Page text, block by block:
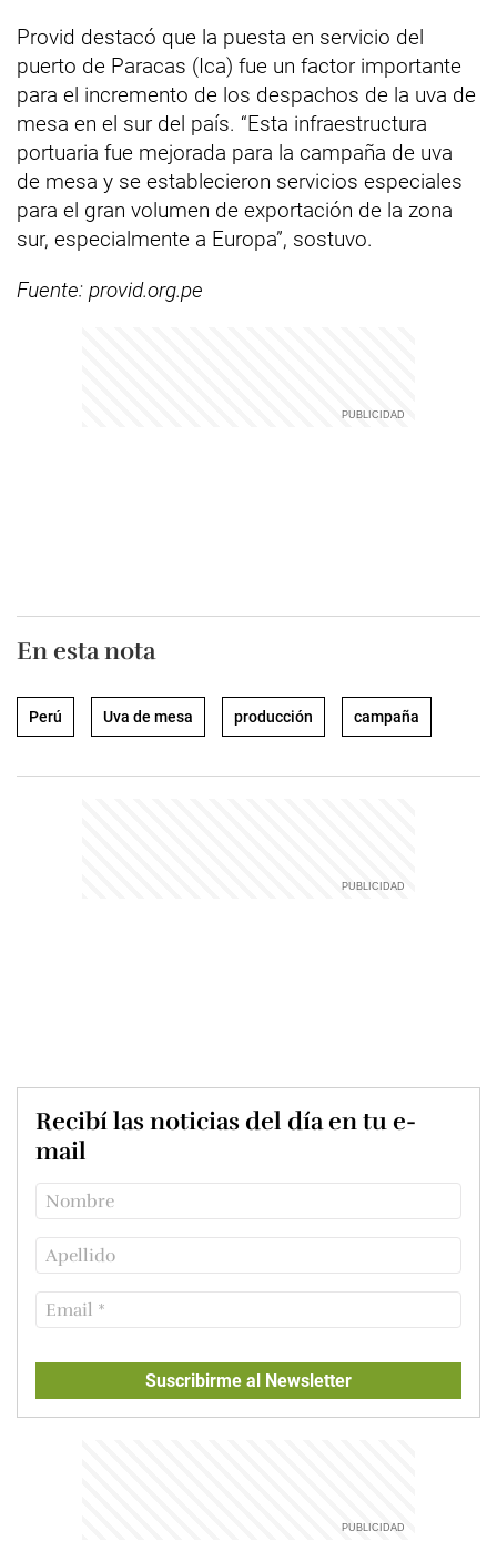
Provid destacó que la puesta en servicio del
puerto de Paracas (Ica) fue un factor importante
para el incremento de los despachos de la uva de
mesa en el sur del país. “Esta infraestructura
portuaria fue mejorada para la campaña de uva
de mesa y se establecieron servicios especiales
para el gran volumen de exportación de la zona
sur, especialmente a Europa”, sostuvo.
Fuente: provid.org.pe
En esta nota
Perú Uva de mesa producción campaña
Recibí las noticias del día en tu e-
mail
Suscribirme al Newsletter